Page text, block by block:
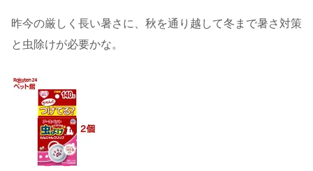
昨今の厳しく長い暑さに、秋を通り越して冬まで暑さ対策
と虫除けが必要かな。